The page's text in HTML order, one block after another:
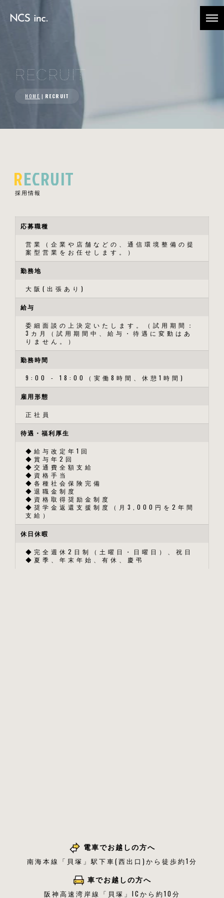
RECRUIT
HOME | RECRUIT
RECRUIT
採用情報
応募職種
営業（企業や店舗などの、通信環境整備の提
案型営業をお任せします。）
勤務地
大阪(出張あり)
給与
委細面談の上決定いたします。（試用期間：
3カ月（試用期間中、給与・待遇に変動はあ
りません。）
勤務時間
9:00 - 18:00（実働8時間、休憩1時間)
雇用形態
正社員
待遇・福利厚生
◆給与改定年1回
◆賞与年2回
◆交通費全額支給
◆資格手当
◆各種社会保険完備
◆退職金制度
◆資格取得奨励金制度
◆奨学金返還支援制度（月3,000円を2年間
支給）
休日休暇
◆完全週休2日制（土曜日・日曜日）、祝日
◆夏季、年末年始、有休、慶弔
電車でお越しの方へ
南海本線「貝塚」駅下車(西出口)から徒歩約1分
車でお越しの方へ
阪神高速湾岸線「貝塚」ICから約10分